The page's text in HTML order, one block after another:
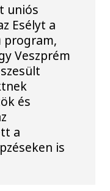
uniós
Esélyt a
program,
Veszprém
és
a
is